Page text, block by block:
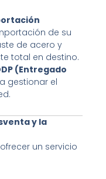
de su
de acero y
total en destino.
(Entregado
gestionar el
y la
un servicio